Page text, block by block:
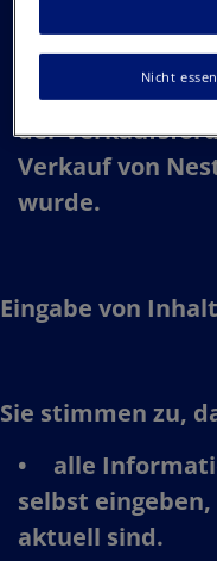
offengelegt
Sie nicht für
eine Agentur
der
Verkauf von
wurde.​
Eingabe von
Sie stimmen zu,
alle
selbst
aktuell sind.​
Nicht